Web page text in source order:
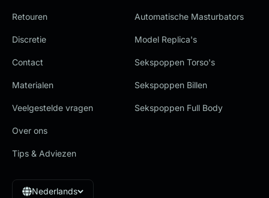
Retouren
Discretie
Contact
Materialen
Veelgestelde vragen
Over ons
Tips & Adviezen
Automatische Masturbators
Model Replica's
Sekspoppen Torso's
Sekspoppen Billen
Sekspoppen Full Body
Nederlands